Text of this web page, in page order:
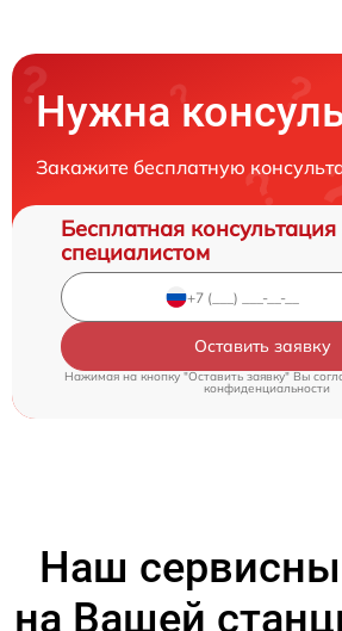
Нужна
Закажите бесплатную
Бесплатная консультация
специалистом
Оставить заявку
Нажимая на кнопку "Оставить заявку" Вы
конфиденциальности
Наш
на Вашей